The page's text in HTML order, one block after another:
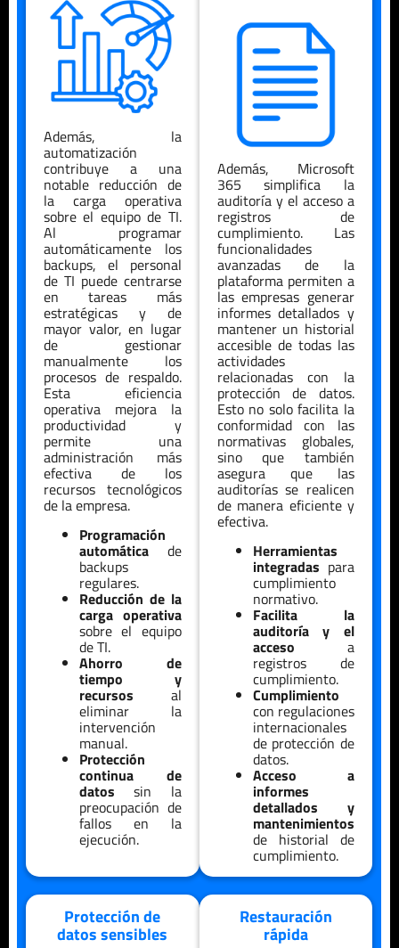
Además, la
automatización
contribuye a una
notable reducción de
la carga operativa
sobre el equipo de TI.
Al programar
automáticamente los
backups, el personal
de TI puede centrarse
en tareas más
estratégicas y de
mayor valor, en lugar
de gestionar
manualmente los
procesos de respaldo.
Esta eficiencia
operativa mejora la
productividad y
permite una
administración más
efectiva de los
recursos tecnológicos
de la empresa.
Programación
automática de
backups
regulares.
Reducción de la
carga operativa
sobre el equipo
de TI.
Ahorro de
tiempo y
recursos al
eliminar la
intervención
manual.
Protección
continua de
datos sin la
preocupación de
fallos en la
ejecución.
Además, Microsoft
365 simplifica la
auditoría y el acceso a
registros de
cumplimiento. Las
funcionalidades
avanzadas de la
plataforma permiten a
las empresas generar
informes detallados y
mantener un historial
accesible de todas las
actividades
relacionadas con la
protección de datos.
Esto no solo facilita la
conformidad con las
normativas globales,
sino que también
asegura que las
auditorías se realicen
de manera eficiente y
efectiva.
Herramientas
integradas para
cumplimiento
normativo.
Facilita la
auditoría y el
acceso a
registros de
cumplimiento.
Cumplimiento
con regulaciones
internacionales
de protección de
datos.
Acceso a
informes
detallados y
mantenimientos
de historial de
cumplimiento.
Protección de
datos sensibles
Restauración
rápida